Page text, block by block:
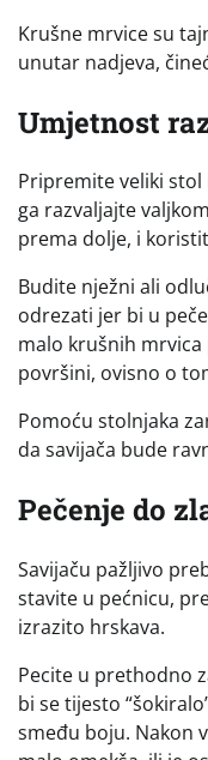
Krušne mrvice su
unutar nadjeva,
Umjetnost
Pripremite veliki
ga razvaljajte
prema dolje, i
Budite nježni ali
odrezati jer bi u
malo krušnih mrvica
površini, ovisno o
Pomoću stolnjaka
da savijača bude
Pečenje do
Savijaču pažljivo
stavite u pećnicu,
izrazito hrskava.
Pecite u prethodno
bi se tijesto
smeđu boju. Nakon